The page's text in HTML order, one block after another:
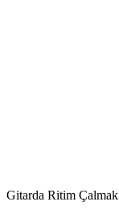
Gitarda Ritim Çalmak